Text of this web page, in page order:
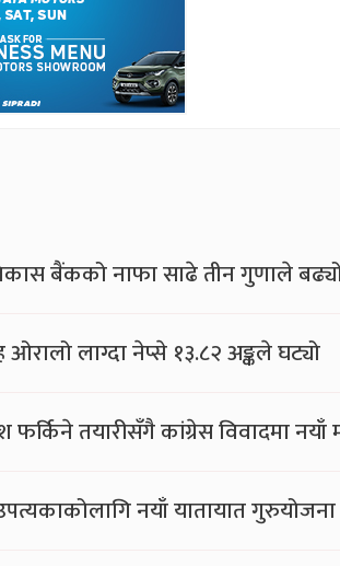
बैंकको नाफा साढे तीन गुणाले
लाग्दा नेप्से १३.८२ अङ्कले घट्यो
फर्किने तयारीसँगै कांग्रेस विवादमा
नयाँ यातायात